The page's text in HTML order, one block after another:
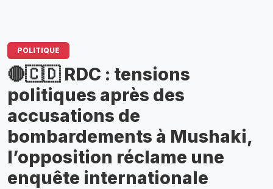
POLITIQUE
🔴🇨🇩 RDC : tensions
politiques après des
accusations de
bombardements à Mushaki,
l’opposition réclame une
enquête internationale